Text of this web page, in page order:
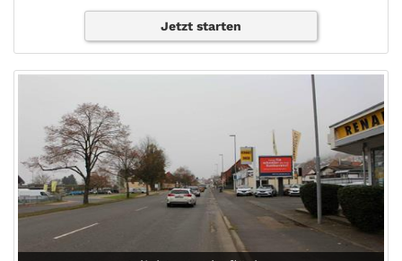
Jetzt starten